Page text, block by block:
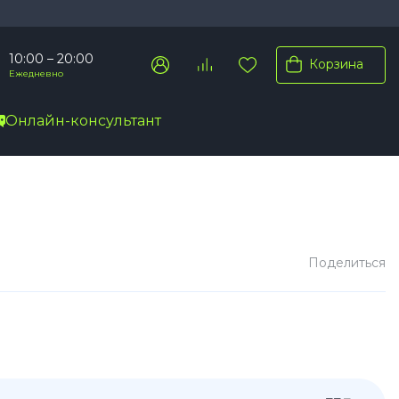
10:00 – 20:00
Ежедневно
Корзина
Онлайн-консультант
Max
Поделиться